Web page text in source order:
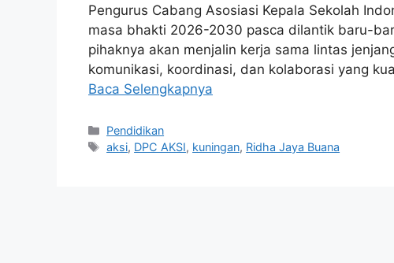
Pengurus Cabang Asosiasi Kepala Sekolah
masa bhakti 2026-2030 pasca dilantik baru-
pihaknya akan menjalin kerja sama lintas
komunikasi, koordinasi, dan kolaborasi yang
Baca Selengkapnya
Kategori
Pendidikan
Tag
aksi, DPC AKSI, kuningan, Ridha Jaya Buana